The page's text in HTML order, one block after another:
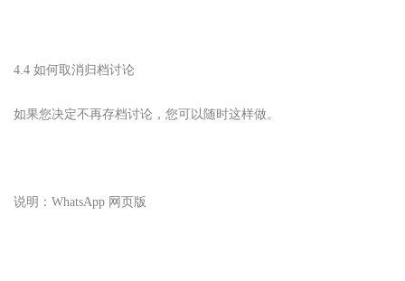
4.4 如何取消归档讨论
如果您决定不再存档讨论，您可以随时这样做。
说明：WhatsApp 网页版